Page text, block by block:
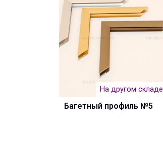
На другом складе
Багетный профиль №5